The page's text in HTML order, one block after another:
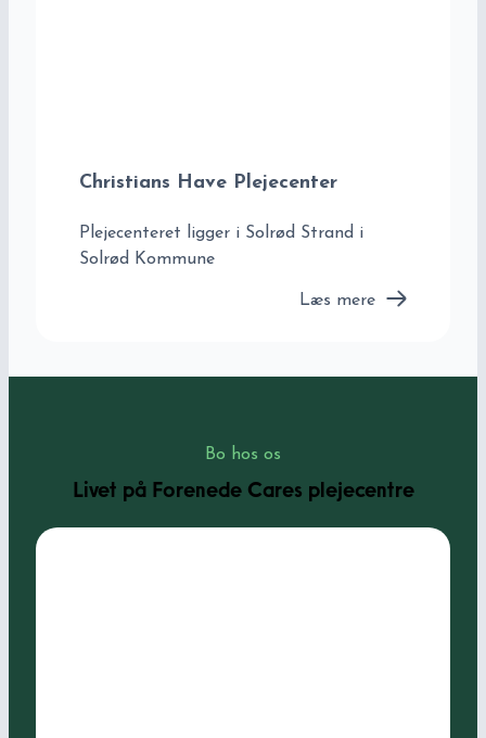
Christians Have Plejecenter
Plejecenteret ligger i Solrød Strand i
Solrød Kommune
Læs mere
Bo hos os
Livet på Forenede Cares plejecentre